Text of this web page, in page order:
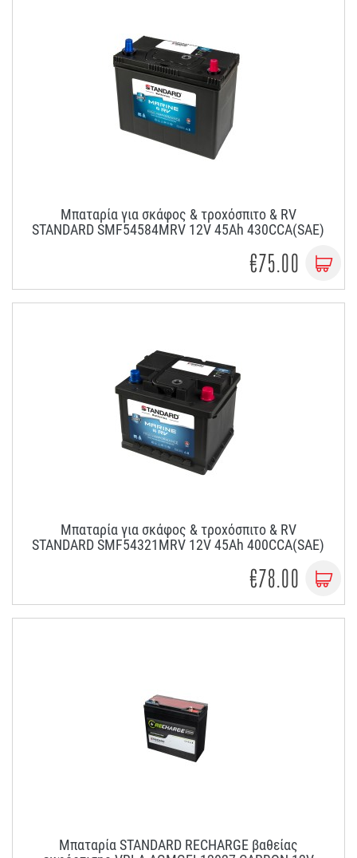
Μπαταρία για σκάφος & τροχόσπιτο & RV
STANDARD SMF54584MRV 12V 45Ah 430CCA(SAE)
€75.00
Μπαταρία για σκάφος & τροχόσπιτο & RV
STANDARD SMF54321MRV 12V 45Ah 400CCA(SAE)
€78.00
Μπαταρία STANDARD RECHARGE βαθείας